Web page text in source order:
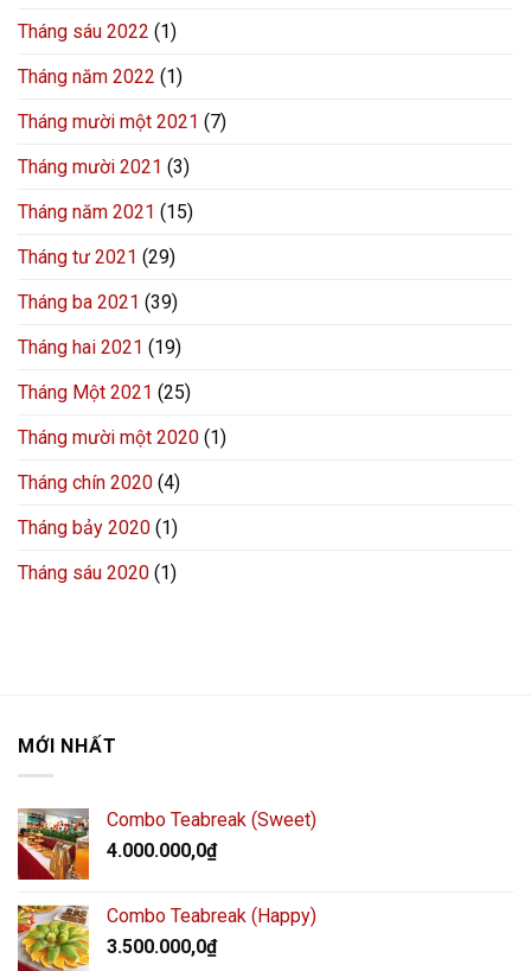
Tháng sáu 2022 (1)
Tháng năm 2022 (1)
Tháng mười một 2021 (7)
Tháng mười 2021 (3)
Tháng năm 2021 (15)
Tháng tư 2021 (29)
Tháng ba 2021 (39)
Tháng hai 2021 (19)
Tháng Một 2021 (25)
Tháng mười một 2020 (1)
Tháng chín 2020 (4)
Tháng bảy 2020 (1)
Tháng sáu 2020 (1)
MỚI NHẤT
Combo Teabreak (Sweet)
4.000.000,0₫
Combo Teabreak (Happy)
3.500.000,0₫